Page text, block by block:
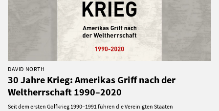
DAVID NORTH
30 Jahre Krieg: Amerikas Griff nach der
Weltherrschaft 1990–2020
Seit dem ersten Golfkrieg 1990–1991 führen die Vereinigten Staaten